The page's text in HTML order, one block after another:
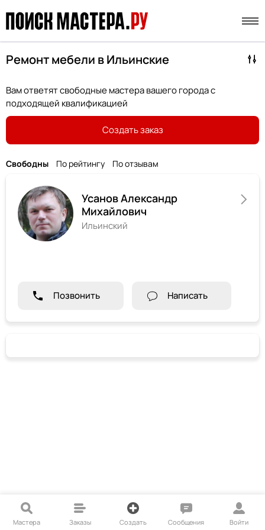
Ремонт мебели в Ильинские
Вам ответят свободные мастера вашего города с
подходящей квалификацией
Создать заказ
Свободны По рейтингу По отзывам
Усанов Александр
Михайлович
Ильинский
Позвонить Написать
Мастера Заказы Создать Сообщения Войти